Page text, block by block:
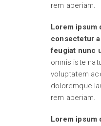
rem aperiam.
Lorem ipsum
consectetur
feugiat nunc
omnis iste
voluptatem
doloremque
rem aperiam.
Lorem ipsum